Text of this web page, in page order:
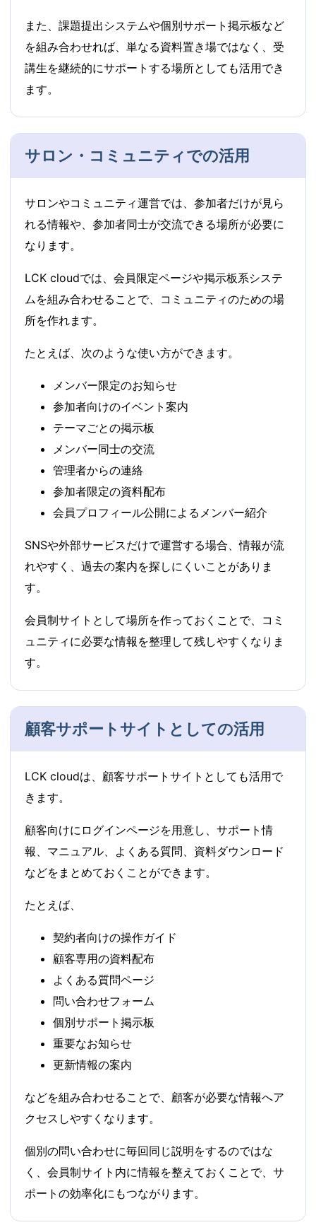
また、課題提出システムや個別サポート掲示板など
を組み合わせれば、単なる資料置き場ではなく、受
講生を継続的にサポートする場所としても活用でき
ます。
サロン・コミュニティでの活用
サロンやコミュニティ運営では、参加者だけが見ら
れる情報や、参加者同士が交流できる場所が必要に
なります。
LCK cloudでは、会員限定ページや掲示板系システ
ムを組み合わせることで、コミュニティのための場
所を作れます。
たとえば、次のような使い方ができます。
メンバー限定のお知らせ
参加者向けのイベント案内
テーマごとの掲示板
メンバー同士の交流
管理者からの連絡
参加者限定の資料配布
会員プロフィール公開によるメンバー紹介
SNSや外部サービスだけで運営する場合、情報が流
れやすく、過去の案内を探しにくいことがありま
す。
会員制サイトとして場所を作っておくことで、コミ
ュニティに必要な情報を整理して残しやすくなりま
す。
顧客サポートサイトとしての活用
LCK cloudは、顧客サポートサイトとしても活用で
きます。
顧客向けにログインページを用意し、サポート情
報、マニュアル、よくある質問、資料ダウンロード
などをまとめておくことができます。
たとえば、
契約者向けの操作ガイド
顧客専用の資料配布
よくある質問ページ
問い合わせフォーム
個別サポート掲示板
重要なお知らせ
更新情報の案内
などを組み合わせることで、顧客が必要な情報へア
クセスしやすくなります。
個別の問い合わせに毎回同じ説明をするのではな
く、会員制サイト内に情報を整えておくことで、サ
ポートの効率化にもつながります。